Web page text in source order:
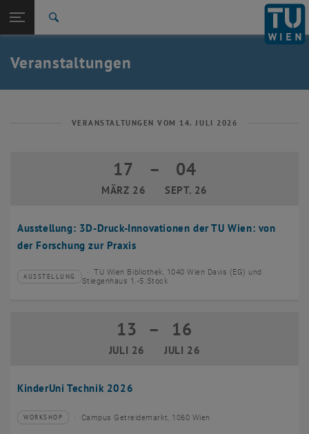
TU Login
Quicklinks
Quicklinks-Menü umschalten
Studium
Karriere
Zurück: Subseiten von Aktuelles auflisten
Aktuelles
Veranstaltungen
VERANSTALTUNGEN VOM 14. JULI 2026
Ausstellung: 3D-Druck-Innovationen der TU Wien: von
der Forschung zur Praxis
17
MÄRZ 26
17 März 2026 bis 04 September 2026
– 04
SEPT. 26
Veranstaltungstyp:
AUSSTELLUNG
Veranstaltungsort:
TU Wien Bibliothek, 1040 Wien Davis (EG) und
Stiegenhaus 1.-5.Stock
KinderUni Technik 2026
13
JULI 26
13 Juli 2026 bis 16 Juli 2026
– 16
JULI 26
Veranstaltungstyp:
WORKSHOP
Veranstaltungsort:Campus Getreidemarkt, 1060 Wien